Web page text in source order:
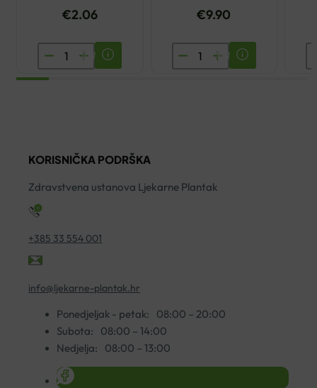
€2.06
ENCIAN
MAGNEZIJ
€9.90
DR.THEISS
IMMUNO
KORISNIČKA PODRŠKA
Zdravstvena ustanova Ljekarne Plantak
+385 33 554 001
info@ljekarne-plantak.hr
Ponedjeljak - petak:
08:00 – 20:00
Subota:
08:00 – 14:00
Nedjelja:
08:00 – 13:00